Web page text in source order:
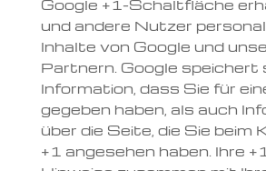
Google +1-Schaltfläche
und andere Nutzer
Inhalte von Google und
Partnern. Google speichert
Information, dass Sie für
gegeben haben, als auch
über die Seite, die Sie beim
+1 angesehen haben. Ihre